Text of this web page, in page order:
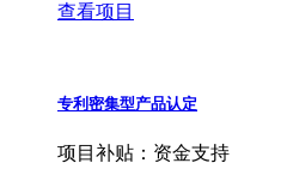
查看项目
专利密集型产品认定
项目补贴： 资金支持